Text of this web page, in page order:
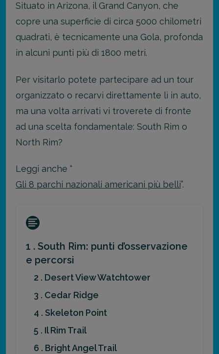
Situato in Arizona, il Grand Canyon, che
copre una superficie di circa 5000 chilometri
quadrati, è tecnicamente una Gola, profonda
in alcuni punti più di 1800 metri.
Per visitarlo potete partecipare ad un tour
organizzato o recarvi direttamente lì in auto,
ma una volta arrivati vi troverete di fronte
ad una scelta fondamentale: South Rim o
North Rim?
Leggi anche “
Gli 8 parchi nazionali americani più belli”.
1 . South Rim: punti d’osservazione
e percorsi
2 . Desert View Watchtower
3 . Cedar Ridge
4 . Skeleton Point
5 . Il Rim Trail
6 . Bright Angel Trail